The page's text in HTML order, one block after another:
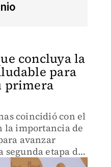
concluya la
para
primera
coincidió con el
la importancia de
avanzar
etapa de